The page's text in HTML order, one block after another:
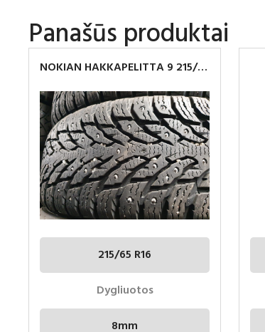
Panašūs produktai
NOKIAN HAKKAPELITTA 9 215/65
215/65 R16
Dygliuotos
8mm